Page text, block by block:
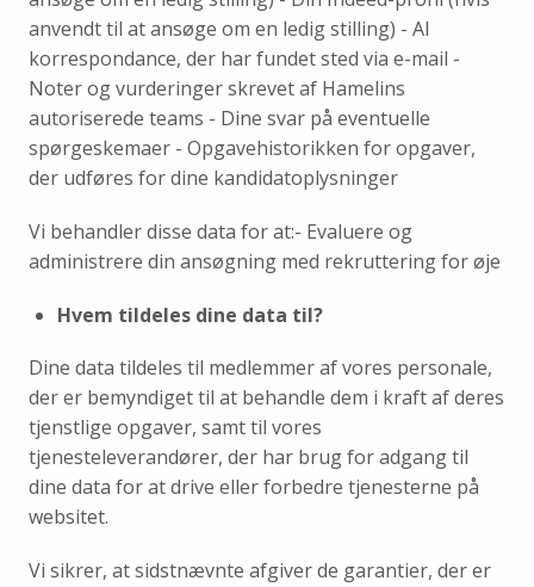
anvendt til at ansøge om en ledig stilling) - Al
korrespondance, der har fundet sted via e-mail -
Noter og vurderinger skrevet af Hamelins
autoriserede teams - Dine svar på eventuelle
spørgeskemaer - Opgavehistorikken for opgaver,
der udføres for dine kandidatoplysninger
Vi behandler disse data for at:- Evaluere og
administrere din ansøgning med rekruttering for øje
Hvem tildeles dine data til?
Dine data tildeles til medlemmer af vores personale,
der er bemyndiget til at behandle dem i kraft af deres
tjenstlige opgaver, samt til vores
tjenesteleverandører, der har brug for adgang til
dine data for at drive eller forbedre tjenesterne på
websitet.
Vi sikrer, at sidstnævnte afgiver de garantier, der er